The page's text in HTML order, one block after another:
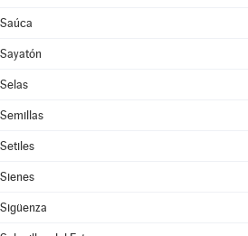
Saúca
Sayatón
Selas
Semillas
Setiles
Sienes
Sigüenza